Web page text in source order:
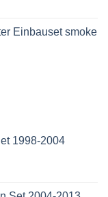
Einbauset smoke
1998-2004